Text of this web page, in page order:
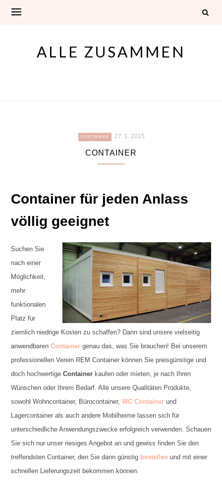
ALLE ZUSAMMEN
CONTAINER 27. 1. 2015
CONTAINER
Container für jeden Anlass
völlig geeignet
Suchen Sie
nach einer
Möglichkeit,
mehr
funktionalen
Platz für
ziemlich niedrige Kosten zu schaffen? Dann sind unsere vielseitig
anwendbaren Containergenau das, was Sie brauchen! Bei unserem
professionellen Verein REM Container können Sie preisgünstige und
doch hochwertige Containerkaufen oder mieten, je nach Ihren
Wünschen oder Ihrem Bedarf. Alle unsere Qualitäten Produkte,
sowohl Wohncontainer, Bürocontainer, WC Containerund
Lagercontainer als auch andere Mobilheime lassen sich für
unterschiedliche Anwendungszwecke erfolgreich verwenden. Schauen
Sie sich nur unser riesiges Angebot an und gewiss finden Sie den
treffendsten Container, den Sie dann günstig bestellen und mit einer
schnellen Lieferungszeit bekommen können.